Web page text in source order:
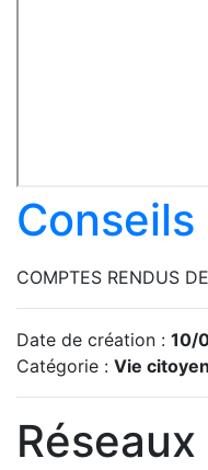
COMPTES RENDUS
Date de création : 10/
Catégorie : Vie